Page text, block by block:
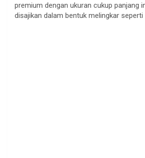
premium dengan ukuran cukup panjang
disajikan dalam bentuk melingkar seperti